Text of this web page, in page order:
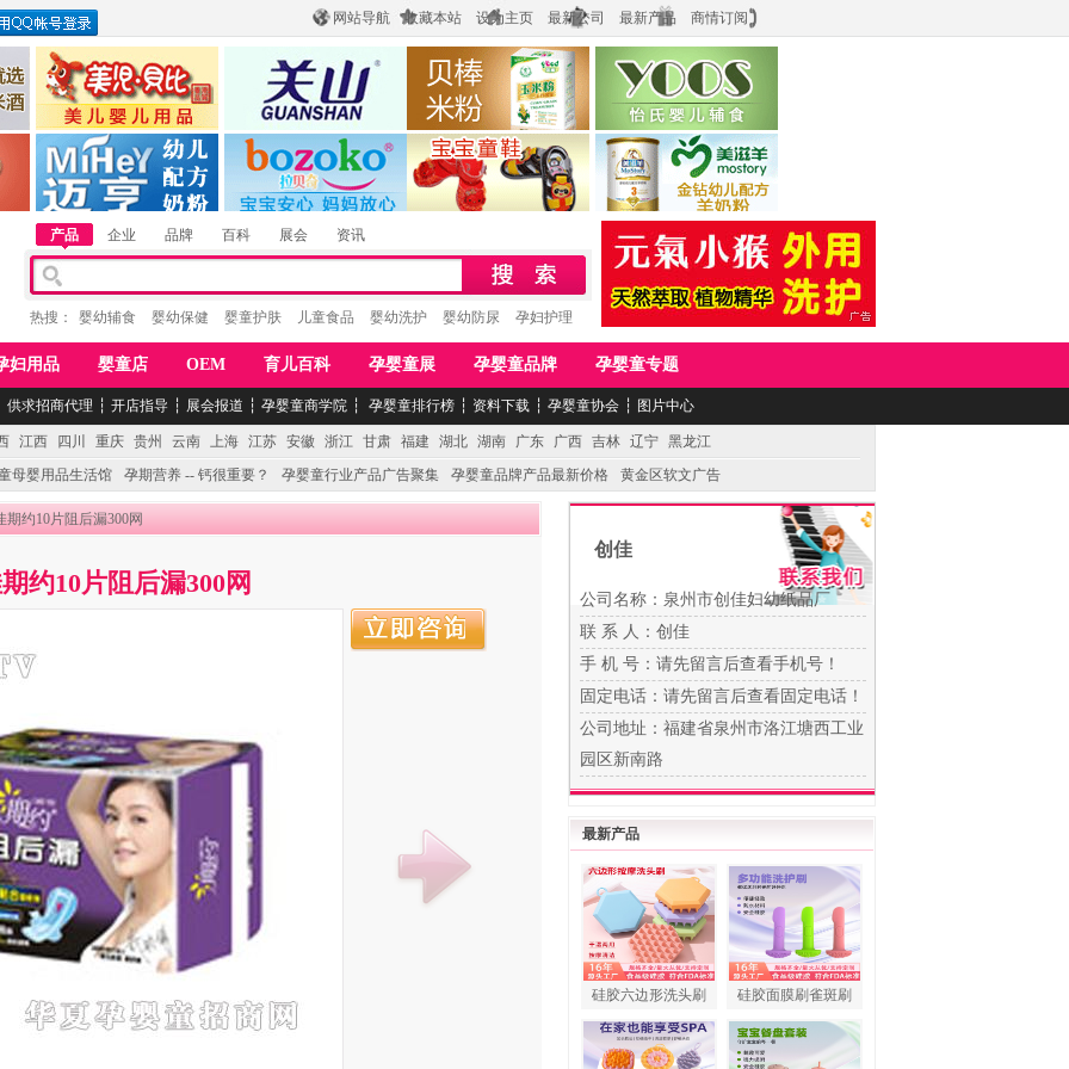
网站导航 收藏本站 设为主页 最新公司 最新产品 商情订阅
惠州市美儿婴儿用品公司
湖南迈亨母婴用品有限公司
陕西关山乳业有限公司
香港欧嘻高婴童用品公司
江西贝棒儿童食品 上海怡氏食品科技有限公司
湖南美滋生物科技有限公司
产品 企业 品牌 百科 展会 资讯
热搜： 婴幼辅食 婴幼保健 婴童护肤 儿童食品 婴幼洗护 婴幼防尿 孕妇护理
妇用品 婴童店 OEM 育儿百科 孕婴童展 孕婴童品牌 孕婴童专题
供求招商代理 ┆ 开店指导 ┆ 展会报道 ┆ 孕婴童商学院 ┆ 孕婴童排行榜 ┆ 资料下载 ┆ 孕婴童协会 ┆ 图片中心
江西 四川 重庆 贵州 云南 上海 江苏 安徽 浙江 甘肃 福建 湖北 湖南 广东 广西 吉林 辽宁 黑龙江
母婴用品生活馆
孕期营养 -- 钙很重要？ 孕婴童行业产品广告聚集 孕婴童品牌产品最新价格 黄金区软文广告
约10片阻后漏300网
约10片阻后漏300网
创佳
公司名称：泉州市创佳妇幼纸品厂
联 系 人：创佳
手 机 号： 请先留言后查看手机号！
固定电话： 请先留言后查看固定电话！
公司地址：福建省泉州市洛江塘西工业
园区新南路
最新产品
硅胶六边形洗头刷 硅胶面膜刷雀斑刷